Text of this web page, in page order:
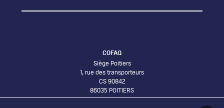
COFAQ
Siège Poitiers
1, rue des transporteurs
CS 90842
86035 POITIERS